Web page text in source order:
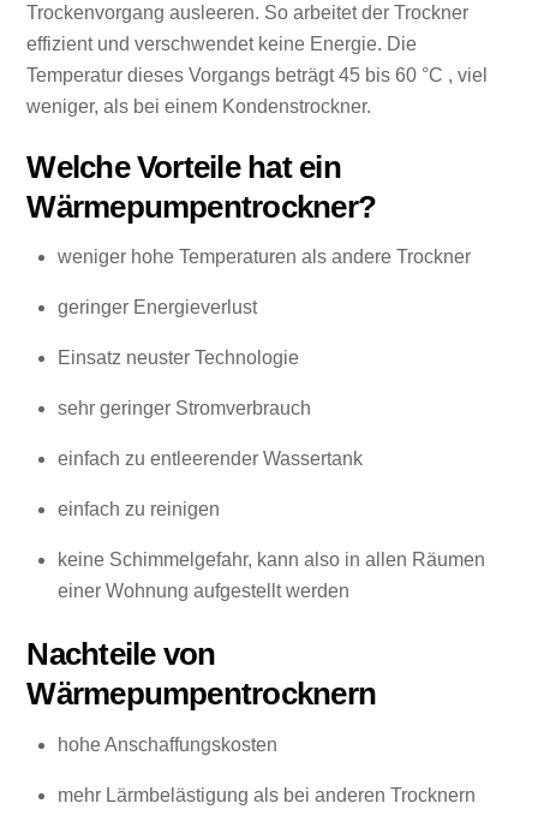
Trockenvorgang ausleeren. So arbeitet der Trockner
effizient und verschwendet keine Energie. Die
Temperatur dieses Vorgangs beträgt 45 bis 60 °C , viel
weniger, als bei einem Kondenstrockner.
Welche Vorteile hat ein
Wärmepumpentrockner?
weniger hohe Temperaturen als andere Trockner
geringer Energieverlust
Einsatz neuster Technologie
sehr geringer Stromverbrauch
einfach zu entleerender Wassertank
einfach zu reinigen
keine Schimmelgefahr, kann also in allen Räumen
einer Wohnung aufgestellt werden
Nachteile von
Wärmepumpentrocknern
hohe Anschaffungskosten
mehr Lärmbelästigung als bei anderen Trocknern